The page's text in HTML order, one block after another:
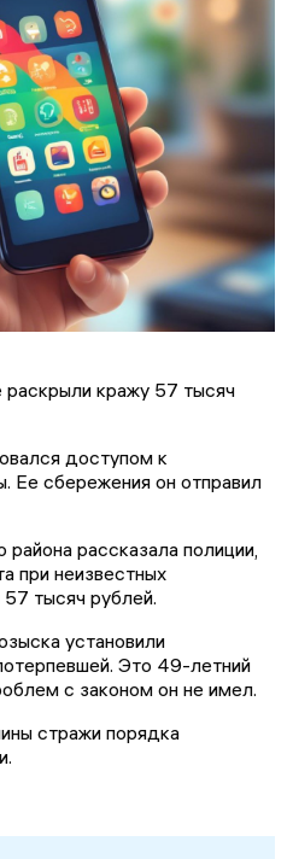
раскрыли кражу 57 тысяч
доступом к
Ее сбережения он отправил
рассказала полиции,
при неизвестных
тысяч рублей.
установили
Это 49-летний
с законом он не имел.
стражи порядка